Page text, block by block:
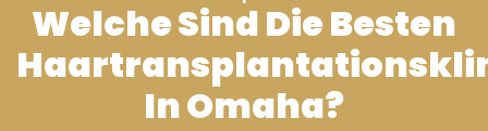
Português
Español
Welche Sind Die Besten
In Omaha?